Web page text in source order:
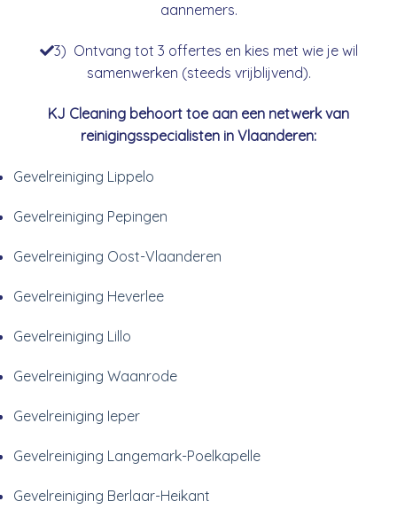
aannemers.
3) Ontvang tot 3 offertes en kies met wie je wil
samenwerken (steeds vrijblijvend).
KJ Cleaning behoort toe aan een netwerk van
reinigingsspecialisten in Vlaanderen:
Gevelreiniging Lippelo
Gevelreiniging Pepingen
Gevelreiniging Oost-Vlaanderen
Gevelreiniging Heverlee
Gevelreiniging Lillo
Gevelreiniging Waanrode
Gevelreiniging Ieper
Gevelreiniging Langemark-Poelkapelle
Gevelreiniging Berlaar-Heikant